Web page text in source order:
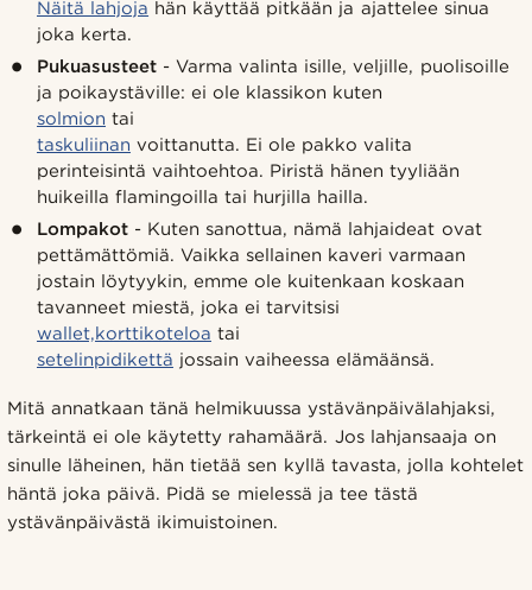
Näitä lahjoja hän käyttää pitkään ja ajattelee sinua
joka kerta.
Pukuasusteet- Varma valinta isille, veljille, puolisoille
ja poikaystäville: ei ole klassikon kuten
solmion tai
taskuliinan voittanutta. Ei ole pakko valita
perinteisintä vaihtoehtoa. Piristä hänen tyyliään
huikeilla flamingoilla tai hurjilla hailla.
Lompakot- Kuten sanottua, nämä lahjaideat ovat
pettämättömiä. Vaikka sellainen kaveri varmaan
jostain löytyykin, emme ole kuitenkaan koskaan
tavanneet miestä, joka ei tarvitsisi
wallet,korttikoteloa tai
setelinpidikettä jossain vaiheessa elämäänsä.
Mitä annatkaan tänä helmikuussa ystävänpäivälahjaksi,
tärkeintä ei ole käytetty rahamäärä. Jos lahjansaaja on
sinulle läheinen, hän tietää sen kyllä tavasta, jolla kohtelet
häntä joka päivä. Pidä se mielessä ja tee tästä
ystävänpäivästä ikimuistoinen.